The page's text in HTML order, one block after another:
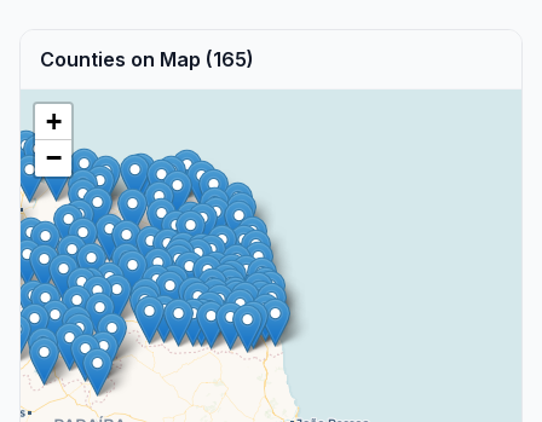
Counties on Map (165)
+
−